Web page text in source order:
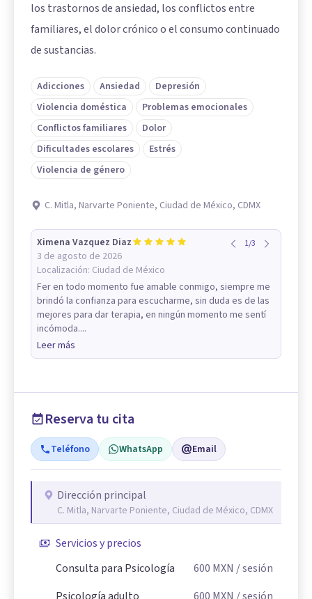
los trastornos de ansiedad, los conflictos entre
familiares, el dolor crónico o el consumo continuado
de sustancias.
Adicciones Ansiedad
Depresión
Violencia doméstica
Problemas emocionales
Conflictos familiares
Dolor
Dificultades escolares
Estrés
Violencia de género
C. Mitla, Narvarte Poniente, Ciudad de México, CDMX
Ximena Vazquez Diaz
3 de agosto de 2026
Localización: Ciudad de México
1/3
Fer en todo momento fue amable conmigo, siempre me
brindó la confianza para escucharme, sin duda es de las
mejores para dar terapia, en ningún momento me sentí
incómoda....
Leer más
Reserva tu cita
Teléfono WhatsApp Email
Dirección principal
C. Mitla, Narvarte Poniente, Ciudad de México, CDMX
Servicios y precios
Consulta para Psicología
600 MXN / sesión